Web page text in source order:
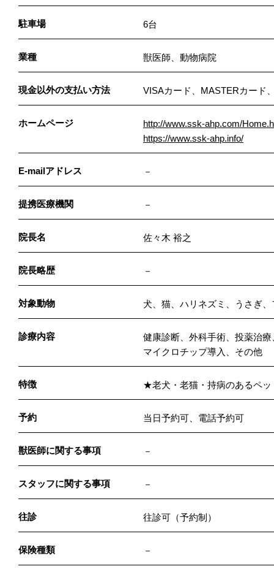
駐車場 6台
業種 獣医師、動物病院
現金以外の支払い方法 VISAカード、MASTERカード
ホームページ
http://www.ssk-ahp.com/
https://www.ssk-ahp.info/
E-mailアドレス －
提携医療機関 －
院長名 佐々木 裕之
院長略歴 －
対象動物 犬、猫、ハリネズミ、うさぎ
診療内容
健康診断、外科手術、投薬治
マイクロチップ導入、その他
特徴 ★老犬・老猫・持病のあるペ
予約 当日予約可、電話予約可
獣医師に関する事項 －
スタッフに関する事項 －
往診 往診可（予約制）
保険種類 －